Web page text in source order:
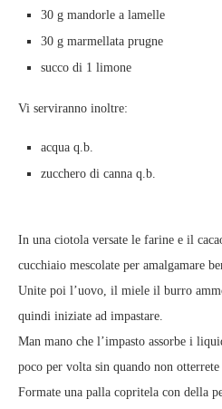
30 g mandorle a lamelle
30 g marmellata prugne
succo di 1 limone
Vi serviranno inoltre:
acqua q.b.
zucchero di canna q.b.
In una ciotola versate le farine e il
cucchiaio mescolate per amalgamare
Unite poi l’uovo, il miele il burro
quindi iniziate ad impastare.
Man mano che l’impasto assorbe i
poco per volta sin quando non
Formate una palla copritela con della